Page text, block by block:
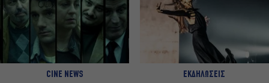
CINE NEWS ΕΚΔΗΛΩΣΕΙΣ